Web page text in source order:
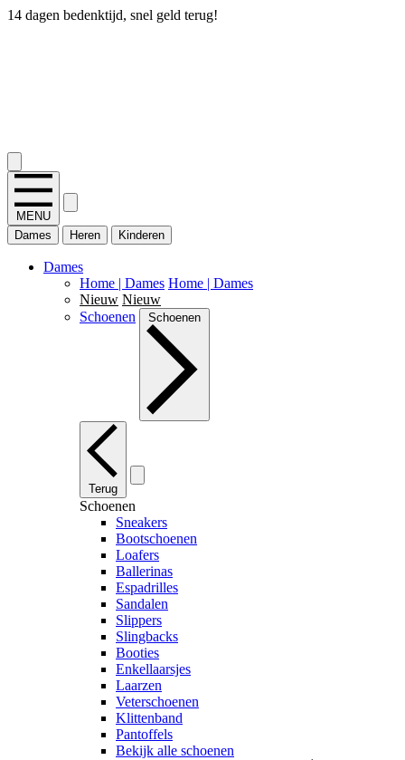
14 dagen bedenktijd, snel geld terug!
MENU
Dames
Heren Kinderen
Dames
Home | Dames Home | Dames
Nieuw Nieuw
Schoenen
Schoenen
Terug
Schoenen
Sneakers
Bootschoenen
Loafers
Ballerinas
Espadrilles
Sandalen
Slippers
Slingbacks
Booties
Enkellaarsjes
Laarzen
Veterschoenen
Klittenband
Pantoffels
Bekijk alle schoenen